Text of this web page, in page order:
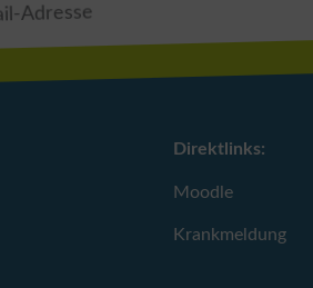
Direktlinks:
Moodle
Krankmeldung